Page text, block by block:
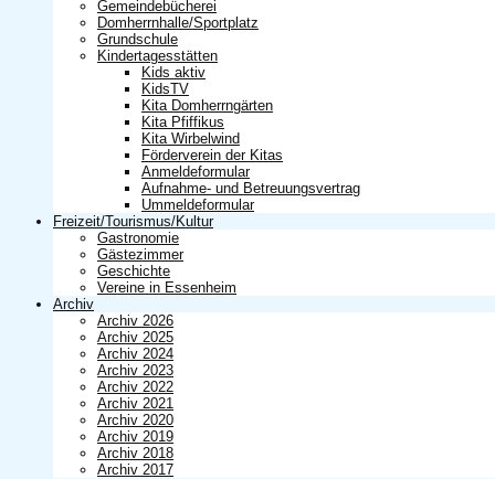
Gemeindebücherei
Domherrnhalle/Sportplatz
Grundschule
Kindertagesstätten
Kids aktiv
KidsTV
Kita Domherrngärten
Kita Pfiffikus
Kita Wirbelwind
Förderverein der Kitas
Anmeldeformular
Aufnahme- und Betreuungsvertrag
Ummeldeformular
Freizeit/Tourismus/Kultur
Gastronomie
Gästezimmer
Geschichte
Vereine in Essenheim
Archiv
Archiv 2026
Archiv 2025
Archiv 2024
Archiv 2023
Archiv 2022
Archiv 2021
Archiv 2020
Archiv 2019
Archiv 2018
Archiv 2017